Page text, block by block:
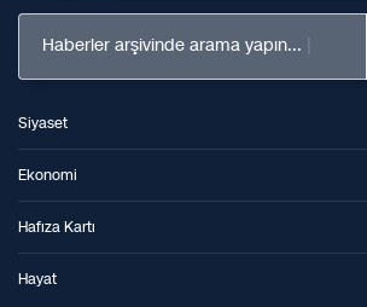
Haberler arşivinde arama yapın...
Siyaset
Ekonomi
Hafıza Kartı
Hayat